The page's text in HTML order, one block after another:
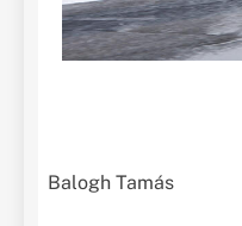
Balogh Tamás